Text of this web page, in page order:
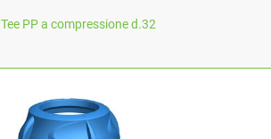
Tee PP a compressione d.32